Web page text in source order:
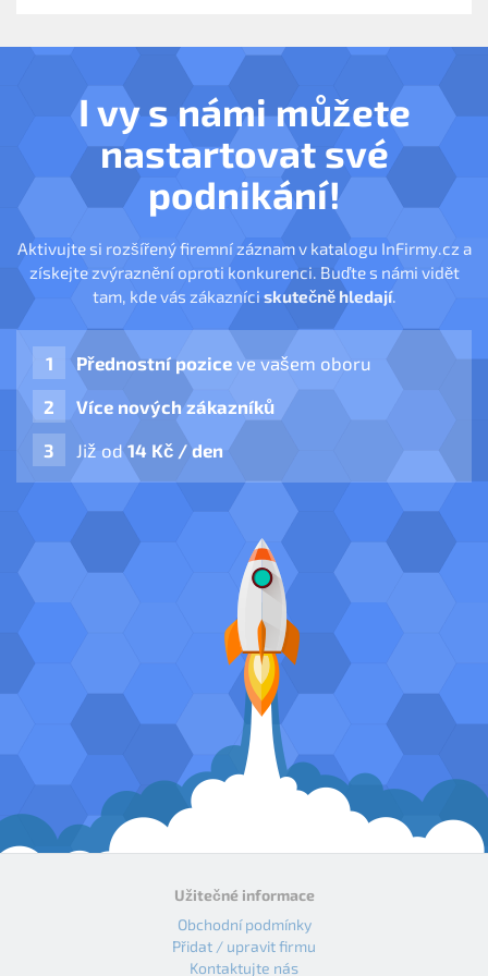
I vy s námi můžete
nastartovat své
podnikání!
Aktivujte si rozšířený firemní záznam v katalogu InFirmy.cz a
získejte zvýraznění oproti konkurenci. Buďte s námi vidět
tam, kde vás zákazníci skutečně hledají.
Přednostní pozice ve vašem oboru
Více nových zákazníků
Již od14 Kč / den
Užitečné informace
Obchodní podmínky
Přidat / upravit firmu
Kontaktujte nás